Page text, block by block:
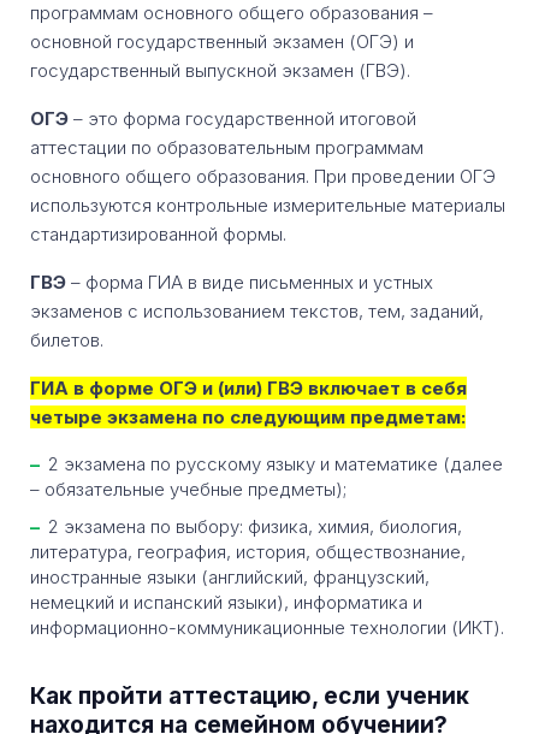
программам основного общего образования –
основной государственный экзамен (ОГЭ) и
государственный выпускной экзамен (ГВЭ).
ОГЭ – это форма государственной итоговой
аттестации по образовательным программам
основного общего образования. При проведении ОГЭ
используются контрольные измерительные материалы
стандартизированной формы.
ГВЭ – форма ГИА в виде письменных и устных
экзаменов с использованием текстов, тем, заданий,
билетов.
ГИА в форме ОГЭ и (или) ГВЭ включает в себя
четыре экзамена по следующим предметам:
2 экзамена по русскому языку и математике (далее
– обязательные учебные предметы);
2 экзамена по выбору: физика, химия, биология,
литература, география, история, обществознание,
иностранные языки (английский, французский,
немецкий и испанский языки), информатика и
информационно-коммуникационные технологии (ИКТ).
Как пройти аттестацию, если ученик
находится на семейном обучении?